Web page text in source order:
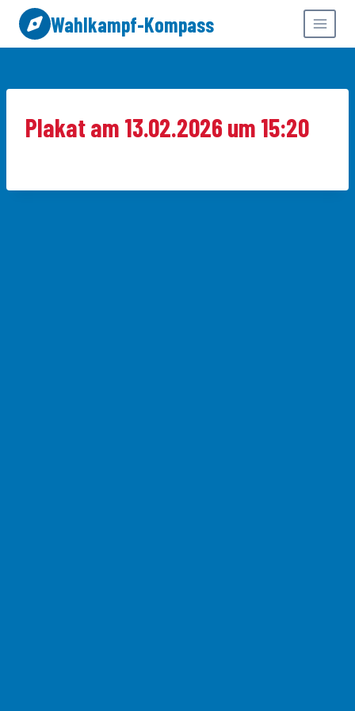
Zum
Inhalt
springen
Wahlkampf-Kompass
Plakat am 13.02.2026 um 15:20